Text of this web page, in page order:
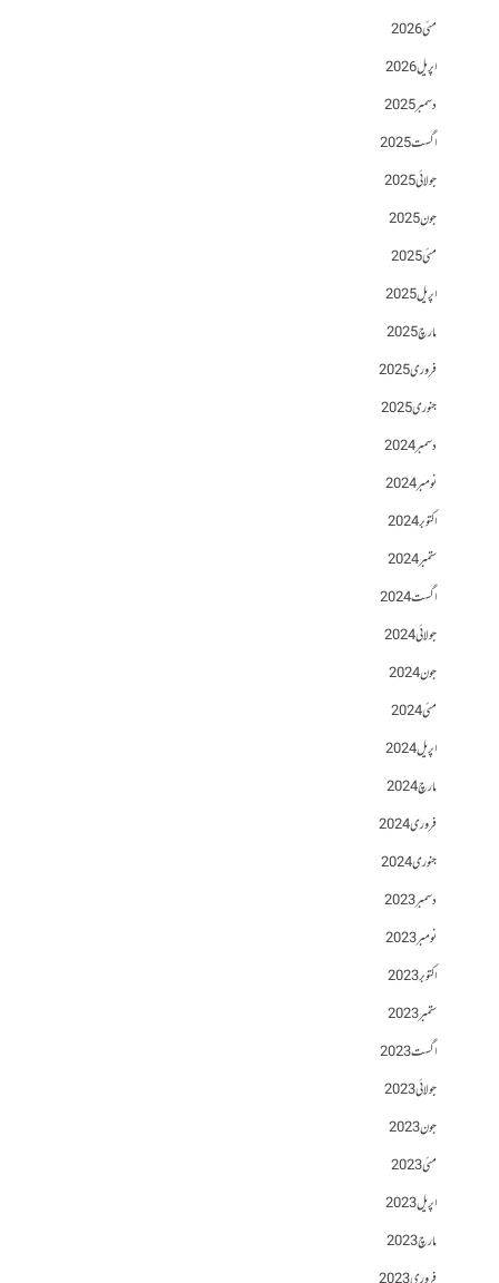
مئی 2026
اپریل 2026
دسمبر 2025
اگست 2025
جولائی 2025
جون 2025
مئی 2025
اپریل 2025
مارچ 2025
فروری 2025
جنوری 2025
دسمبر 2024
نومبر 2024
اکتوبر 2024
ستمبر 2024
اگست 2024
جولائی 2024
جون 2024
مئی 2024
اپریل 2024
مارچ 2024
فروری 2024
جنوری 2024
دسمبر 2023
نومبر 2023
اکتوبر 2023
ستمبر 2023
اگست 2023
جولائی 2023
جون 2023
مئی 2023
اپریل 2023
مارچ 2023